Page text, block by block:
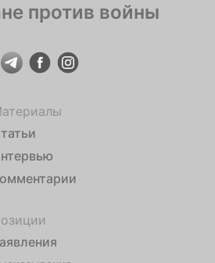
против войны